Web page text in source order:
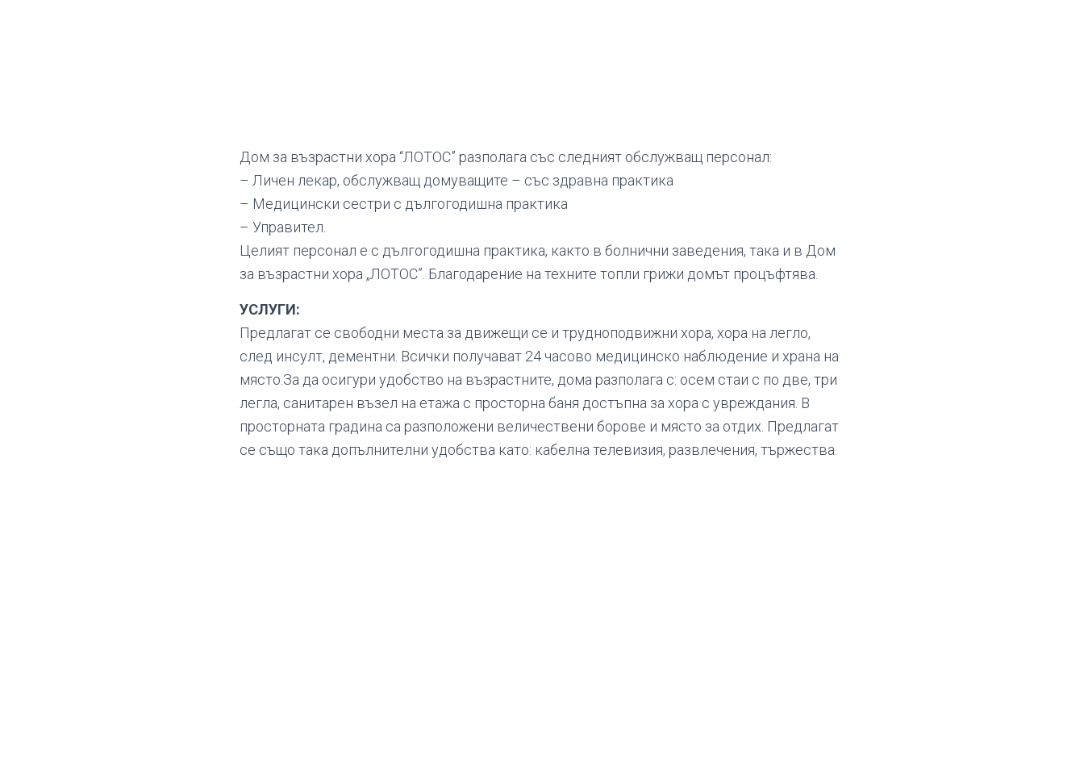
Дом за възрастни хора “ЛОТОС” разполага със следният обслужващ персонал:
– Личен лекар, обслужващ домуващите – със здравна практика
– Медицински сестри с дългогодишна практика
– Управител.
Целият персонал е с дългогодишна практика, както в болнични заведения, така и в Дом
за възрастни хора „ЛОТОС”. Благодарение на техните топли грижи домът процъфтява.
УСЛУГИ:
Предлагат се свободни места за движещи се и трудноподвижни хора, хора на легло,
след инсулт, дементни. Всички получават 24 часово медицинско наблюдение и храна на
място.За да осигури удобство на възрастните, дома разполага с: осем стаи с по две, три
легла, санитарен възел на етажа с просторна баня достъпна за хора с увреждания. В
просторната градина са разположени величествени борове и място за отдих. Предлагат
се също така допълнителни удобства като: кабелна телевизия, развлечения, тържества.